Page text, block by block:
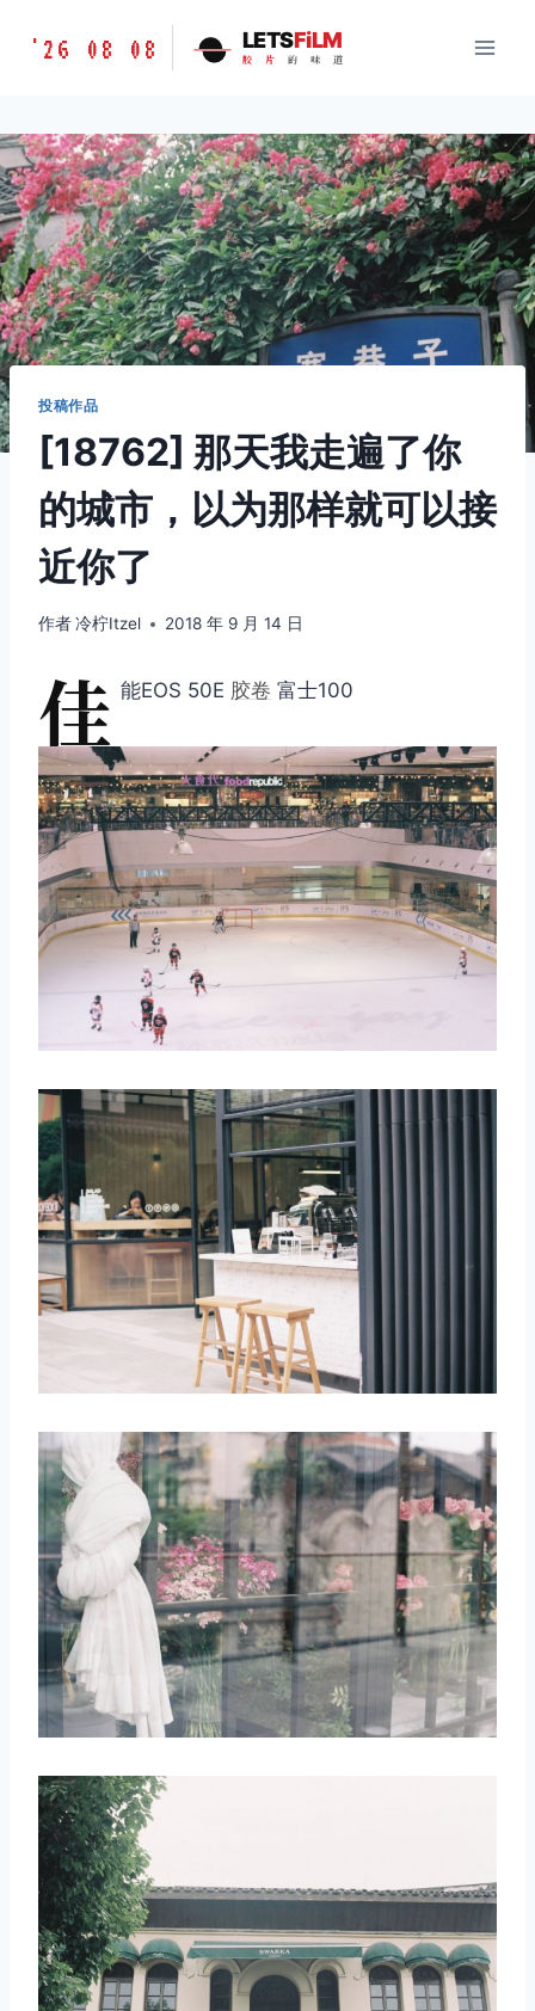
胶
味
道
LETSFILM
'26 08 08 LETSFiLM
胶 片 的 味 道
投稿作品
[18762] 那天我走遍了你
的城市，以为那样就可以接
近你了
作者冷柠Itzel 2018 年 9 月 14 日
佳 能EOS 50E 胶卷 富士100